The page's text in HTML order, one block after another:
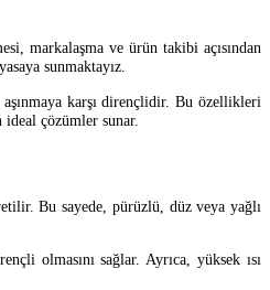
markalaşma ve ürün takibi açısından
sunmaktayız.
karşı dirençlidir. Bu özellikleri
çözümler sunar.
Bu sayede, pürüzlü, düz veya yağlı
olmasını sağlar. Ayrıca, yüksek ısı